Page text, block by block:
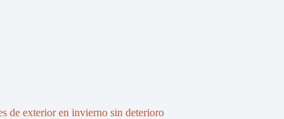
de exterior en invierno sin deterioro